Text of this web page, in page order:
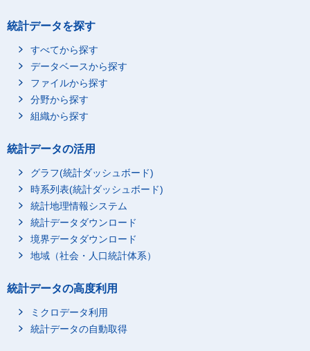
統計データを探す
すべてから探す
データベースから探す
ファイルから探す
分野から探す
組織から探す
統計データの活用
グラフ(統計ダッシュボード)
時系列表(統計ダッシュボード)
統計地理情報システム
統計データダウンロード
境界データダウンロード
地域（社会・人口統計体系）
統計データの高度利用
ミクロデータ利用
統計データの自動取得